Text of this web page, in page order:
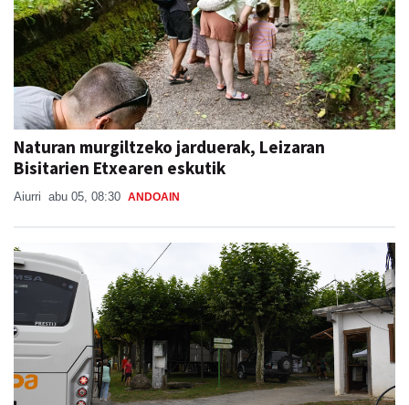
Naturan murgiltzeko jarduerak, Leizaran
Bisitarien Etxearen eskutik
Aiurri abu 05, 08:30 ANDOAIN